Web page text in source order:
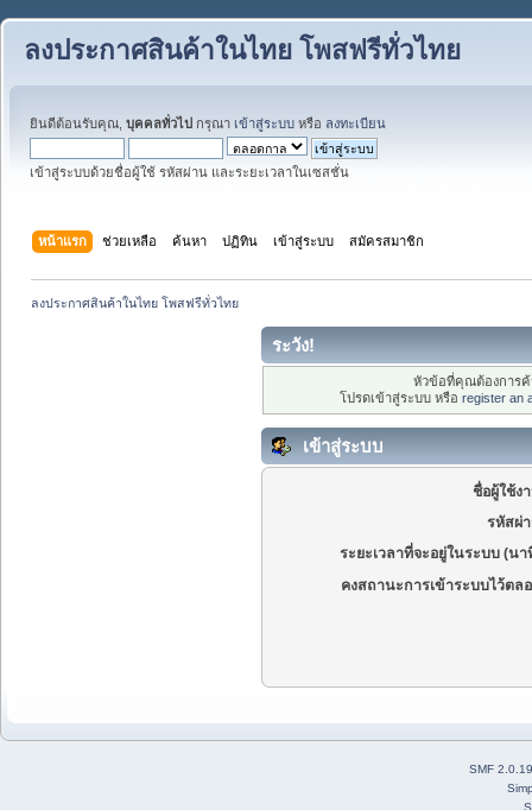
ลงประกาศสินค้าในไทย โพสฟรีทั่วไทย
ยินดีต้อนรับคุณ, บุคคลทั่วไป กรุณา เข้าสู่ระบบ หรือ ลงทะเบียน
เข้าสู่ระบบด้วยชื่อผู้ใช้ รหัสผ่าน และระยะเวลาในเซสชั่น
หน้าแรก ช่วยเหลือ ค้นหา ปฏิทิน เข้าสู่ระบบ สมัครสมาชิก
ลงประกาศสินค้าในไทย โพสฟรีทั่วไทย
ระวัง!
หัวข้อที่คุณต้องการ
โปรดเข้าสู่ระบบ หรือ register an
เข้าสู่ระบบ
ชื่อผู้ใช้ง
รหัสผ่
ระยะเวลาที่จะอยู่ในระบบ (นา
คงสถานะการเข้าระบบไว้ตล
SMF 2.0.19